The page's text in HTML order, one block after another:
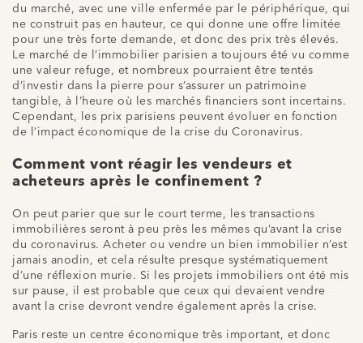
du marché, avec une ville enfermée par le périphérique, qui
ne construit pas en hauteur, ce qui donne une offre limitée
pour une très forte demande, et donc des prix très élevés.
Le marché de l’immobilier parisien a toujours été vu comme
une valeur refuge, et nombreux pourraient être tentés
d’investir dans la pierre pour s’assurer un patrimoine
tangible, à l’heure où les marchés financiers sont incertains.
Cependant, les prix parisiens peuvent évoluer en fonction
de l’impact économique de la crise du Coronavirus.
Comment vont réagir les vendeurs et
acheteurs après le confinement ?
On peut parier que sur le court terme, les transactions
immobilières seront à peu près les mêmes qu’avant la crise
du coronavirus. Acheter ou vendre un bien immobilier n’est
jamais anodin, et cela résulte presque systématiquement
d’une réflexion murie. Si les projets immobiliers ont été mis
sur pause, il est probable que ceux qui devaient vendre
avant la crise devront vendre également après la crise.
Paris reste un centre économique très important, et donc